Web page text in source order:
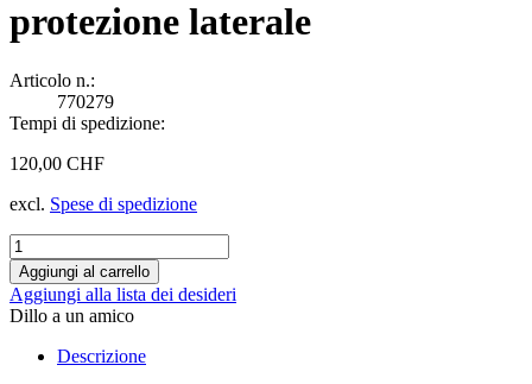
protezione laterale
Articolo n.:
770279
Tempi di spedizione:
120,00 CHF
excl. Spese di spedizione
Aggiungi alla lista dei desideri
Dillo a un amico
Descrizione